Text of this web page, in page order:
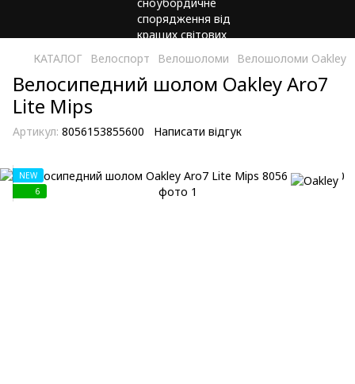
КАТАЛОГ Велоспорт Велошоломи Велошоломи Oakley
Велосипедний шолом Oakley Aro7
Lite Mips
Артикул: 8056153855600 Написати відгук
NEW
6